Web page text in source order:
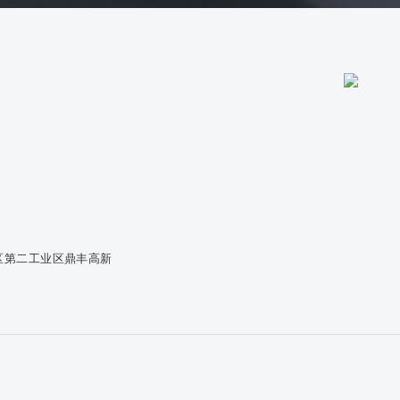
二工业区鼎丰高新